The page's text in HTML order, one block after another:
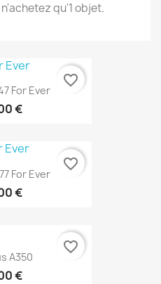
qu'1 objet.
For Ever
€
favorite_border
For Ever
€
favorite_border
A350
€
favorite_border